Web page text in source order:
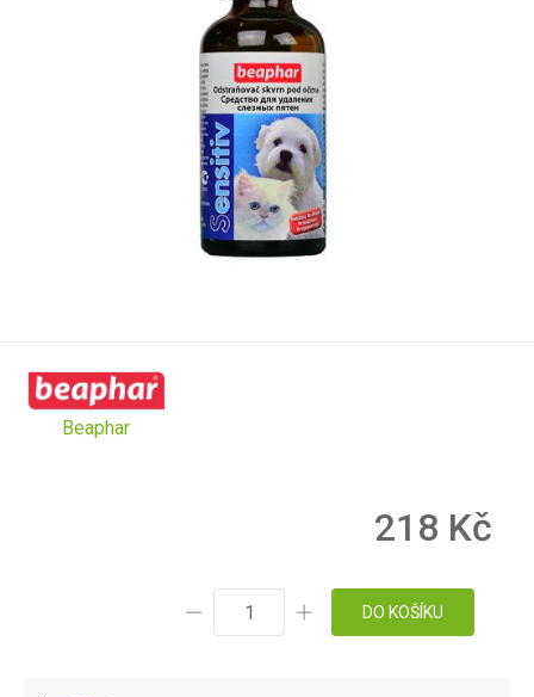
Beaphar
218 Kč
DO KOŠÍKU